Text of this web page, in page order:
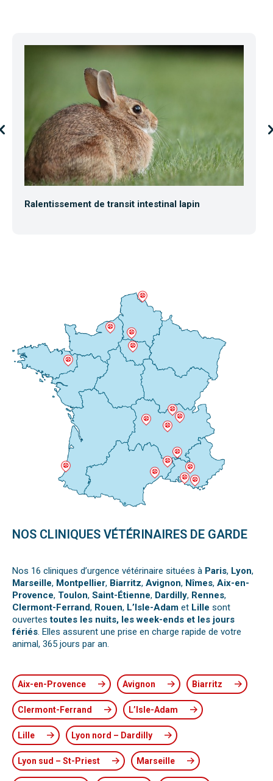
Ralentissement de transit intestinal lapin
NOS CLINIQUES VÉTÉRINAIRES DE GARDE
Nos 16 cliniques d’urgence vétérinaire situées à Paris, Lyon,
Marseille, Montpellier, Biarritz, Avignon, Nîmes, Aix-en-
Provence, Toulon, Saint-Étienne, Dardilly, Rennes,
Clermont-Ferrand, Rouen, L’Isle-Adam et Lille sont
ouvertestoutes les nuits, les week-ends et les jours
fériés. Elles assurent une prise en charge rapide de votre
animal, 365 jours par an.
Aix-en-Provence Avignon Biarritz
Clermont-Ferrand L’Isle-Adam
Lille Lyon nord – Dardilly
Lyon sud – St-Priest Marseille